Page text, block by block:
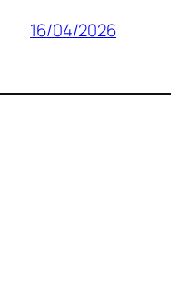
16/04/2026